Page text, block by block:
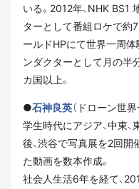
いる。2012年、NHK BS1
ターとして番組ロケで約
ールドHPにて世界一周
ンダクターとして月の半
カ国以上。
●石神良英（ドローン世
学生時代にアジア、中東
後、渋谷で写真展を2回開
た動画を数本作成。
社会人生活6年を経て、